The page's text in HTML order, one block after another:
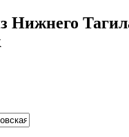
Нижнего